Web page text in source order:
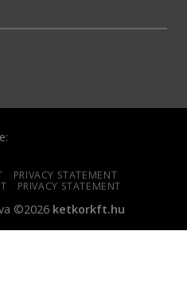
PRIVACY STATEMENT
PRIVACY STATEMENT
©2026 ketkorkft.hu